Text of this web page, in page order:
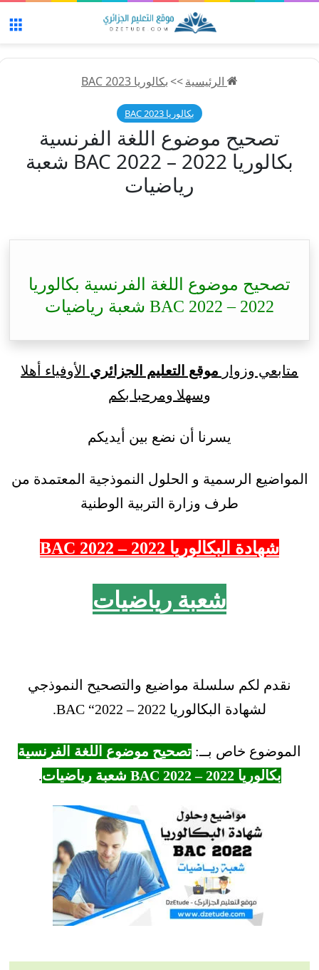
الرئيسية>>بكالوريا 2023 BAC
بكالوريا 2023 BAC
تصحيح موضوع اللغة الفرنسية
بكالوريا 2022 – BAC 2022 شعبة
رياضيات
تصحيح موضوع اللغة الفرنسية بكالوريا
2022 – BAC 2022 شعبة رياضيات
متابعي وزوار موقع التعليم الجزائري الأوفياء أهلا
وسهلا ومرحبا بكم
يسرنا أن نضع بين أيديكم
المواضيع الرسمية و الحلول النموذجية المعتمدة من
طرف وزارة التربية الوطنية
شهادة البكالوريا 2022 – 2022 BAC
شعبة رياضيات
نقدم لكم سلسلة مواضيع والتصحيح النموذجي
لشهادة البكالوريا 2022 – BAC “2022.
الموضوع خاص بــ: تصحيح موضوع اللغة الفرنسية
بكالوريا 2022 – BAC 2022 شعبة رياضيات
.